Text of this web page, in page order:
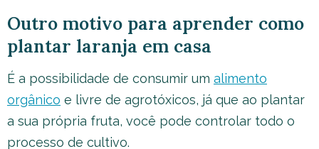
Outro motivo para aprender como
plantar laranja em casa
É a possibilidade de consumir um alimento
orgânico e livre de agrotóxicos, já que ao plantar
a sua própria fruta, você pode controlar todo o
processo de cultivo.